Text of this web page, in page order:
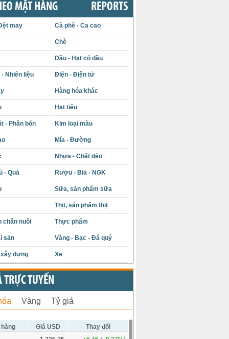
MẶT HÀNG REPORTS
may Cà phê - Ca cao
Chè
Dầu - Hạt có dầu
- Nhiên liệu Điện - Điện tử
Hàng hóa khác
Hạt tiêu
- Phân bón Kim loại màu
Mía - Đường
Nhựa - Chất dẻo
- Quả Rượu - Bia - NGK
Sữa, sản phẩm sữa
Thịt, sản phẩm thịt
chăn nuôi Thực phẩm
sản Vàng - Bạc - Đá quý
dựng Xe
TRỰC TUYẾN
Vàng Tỷ giá
Giá USD
Thay đổi